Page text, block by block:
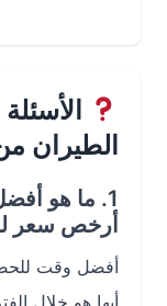
الأسئلة
الطيران من
1. ما هو أفضل
أرخص سعر
أفضل وقت للحصول
أبها هو خلال الفترات